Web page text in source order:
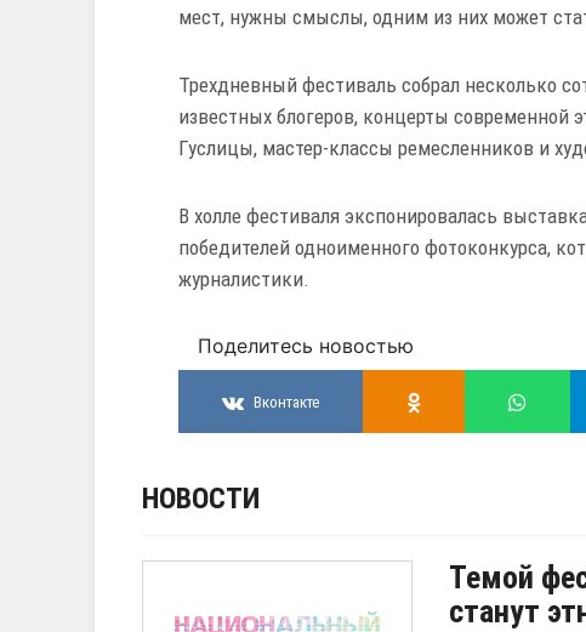
мест, нужны смыслы, одним из них может
Трехдневный фестиваль собрал несколько
известных блогеров, концерты современной
Гуслицы, мастер-классы ремесленников и
В холле фестиваля экспонировалась
победителей одноименного фотоконкурса,
журналистики.
Поделитесь новостью
Вконтакте
НОВОСТИ
Темой
станут